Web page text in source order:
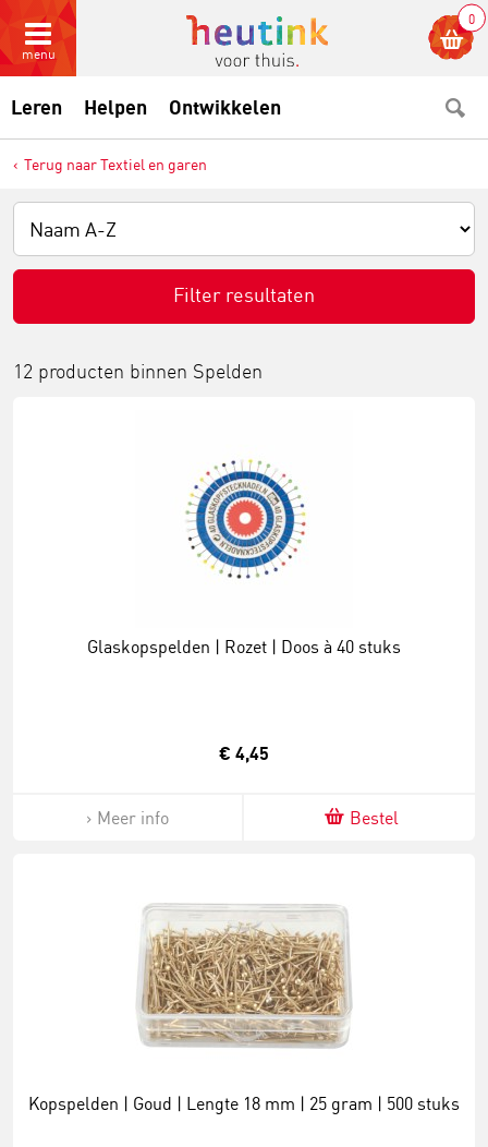
menu
0
Leren Helpen Ontwikkelen
Terug naar Textiel en garen
Filter resultaten
12 producten binnen Spelden
Glaskopspelden | Rozet | Doos à 40 stuks
€ 4,45
Meer info Bestel
Kopspelden | Goud | Lengte 18 mm | 25 gram | 500 stuks